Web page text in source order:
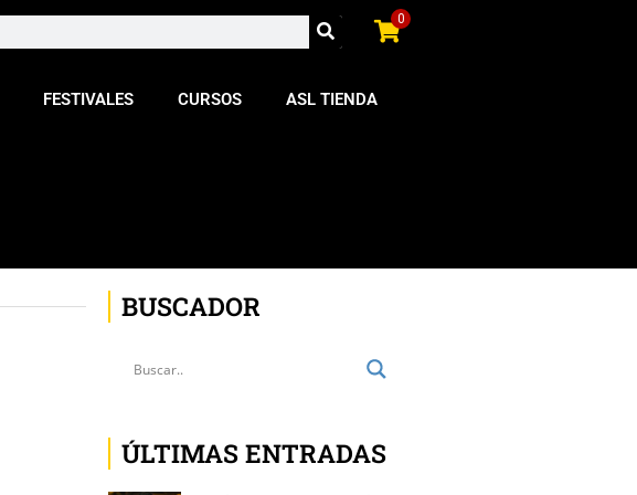
0
FESTIVALES CURSOS ASL TIENDA
BUSCADOR
ÚLTIMAS ENTRADAS